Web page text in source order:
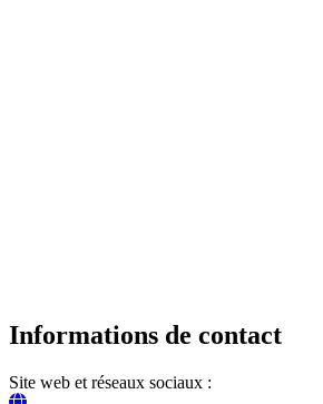
Informations de contact
Site web et réseaux sociaux :